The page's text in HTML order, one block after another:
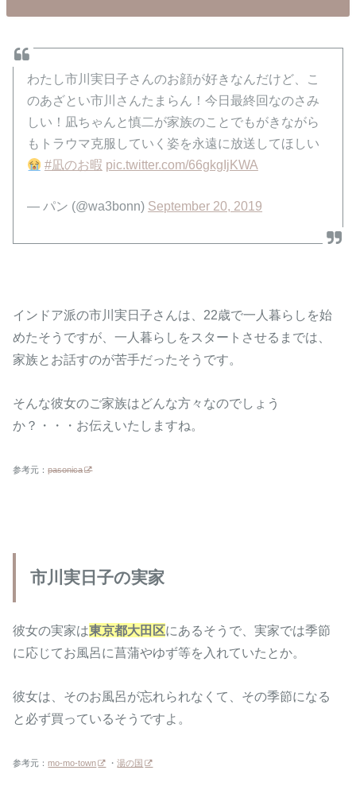
わたし市川実日子さんのお顔が好きなんだけど、こ
のあざとい市川さんたまらん！今日最終回なのさみ
しい！凪ちゃんと慎二が家族のことでもがきながら
もトラウマ克服していく姿を永遠に放送してほしい
#凪のお暇 pic.twitter.com/66gkgIjKWA
— パン (@wa3bonn) September 20, 2019
インドア派の市川実日子さんは、22歳で一人暮らしを始
めたそうですが、一人暮らしをスタートさせるまでは、
家族とお話すのが苦手だったそうです。
そんな彼女のご家族はどんな方々なのでしょう
か？・・・お伝えいたしますね。
参考元：pasonica
市川実日子の実家
彼女の実家は東京都大田区にあるそうで、実家では季節
に応じてお風呂に菖蒲やゆず等を入れていたとか。
彼女は、そのお風呂が忘れられなくて、その季節になる
と必ず買っているそうですよ。
参考元：mo-mo-town ・湯の国